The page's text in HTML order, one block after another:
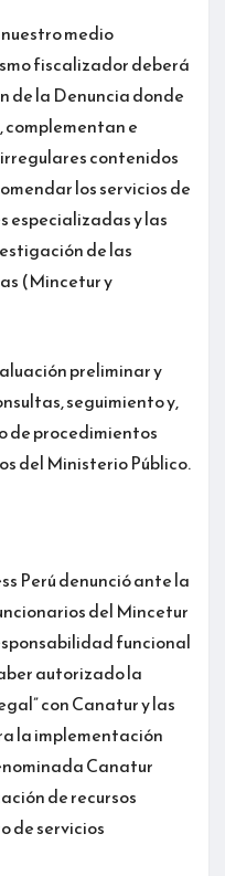
medio
fiscalizador deberá
de la Denuncia donde
complementan e
contenidos
los servicios de
especializadas y las
de las
(Mincetur y
preliminar y
seguimiento y,
de procedimientos
del Ministerio Público.
Perú denunció ante la
del Mincetur
funcional
autorizado la
con Canatur y las
la implementación
Canatur
de recursos
de servicios